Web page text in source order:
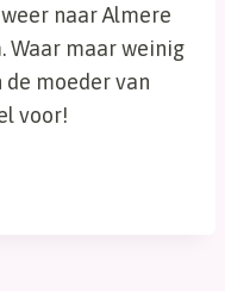
naar Almere
Waar maar weinig
de moeder van
voor!